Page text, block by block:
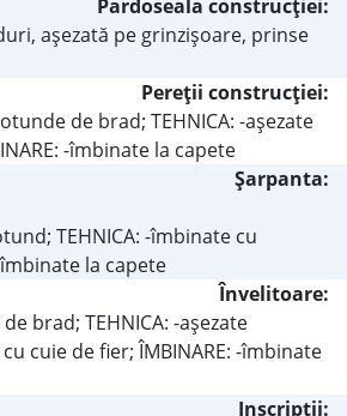
Pardoseala construcţiei:
aşezată pe grinzişoare, prinse
Pereţii construcţiei:
de brad; TEHNICA: -aşezate
-îmbinate la capete
Şarpanta:
TEHNICA: -îmbinate cu
la capete
Învelitoare:
brad; TEHNICA: -aşezate
cuie de fier; ÎMBINARE: -îmbinate
Inscripţii: